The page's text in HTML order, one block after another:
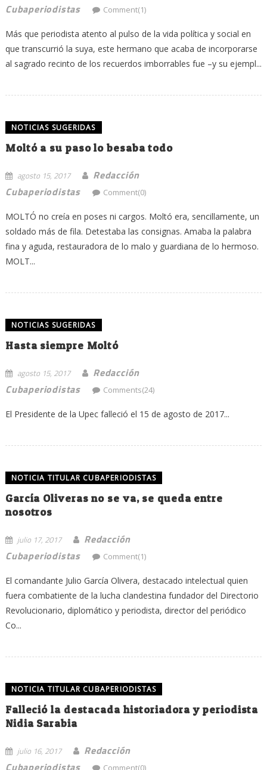
Cubaperiodistas
Comment(1)
Más que periodista atento al pulso de la vida política y social en
que transcurrió la suya, este hermano que acaba de incorporarse
al sagrado recinto de los recuerdos imborrables fue –y su ejempl...
NOTICIAS SUGERIDAS
Moltó a su paso lo besaba todo
agosto 15, 2017
Redacción
Cubaperiodistas
Comment(0)
MOLTÓ no creía en poses ni cargos. Moltó era, sencillamente, un
soldado más de fila. Detestaba las consignas. Amaba la palabra
fina y aguda, restauradora de lo malo y guardiana de lo hermoso.
MOLT...
NOTICIAS SUGERIDAS
Hasta siempre Moltó
agosto 15, 2017
Redacción
Cubaperiodistas
Comments(24)
El Presidente de la Upec falleció el 15 de agosto de 2017...
NOTICIA TITULAR CUBAPERIODISTAS
García Oliveras no se va, se queda entre
nosotros
julio 17, 2017
Redacción
Cubaperiodistas
Comment(1)
El comandante Julio García Olivera, destacado intelectual quien
fuera combatiente de la lucha clandestina fundador del Directorio
Revolucionario, diplomático y periodista, director del periódico
Co...
NOTICIA TITULAR CUBAPERIODISTAS
Falleció la destacada historiadora y periodista
Nidia Sarabia
julio 16, 2017
Redacción
Cubaperiodistas
Comment(0)